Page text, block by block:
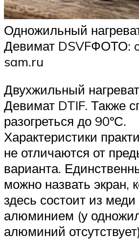
Одножильный
Девимат DSVFФОТО:
sam.ru
Двухжильный
Девимат DTIF. Также
разогреться до 90ºС.
Характеристики
не отличаются от
варианта.
можно назвать экран,
здесь состоит из меди
алюминием (у
алюминий отсутствует)